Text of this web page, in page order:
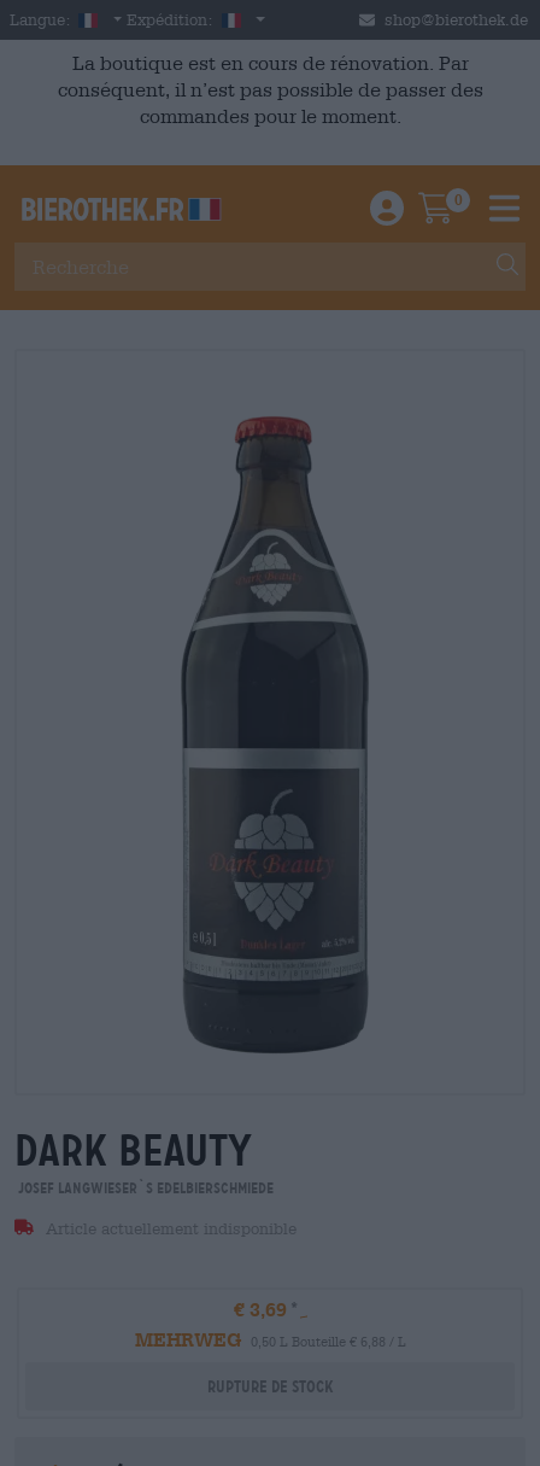
Skip to main content
Langue: French
Expédition: France shop@bierothek.de
La boutique est en cours de rénovation. Par
conséquent, il n’est pas possible de passer des
commandes pour le moment.
Einloggen /
0
dark beauty
Josef Langwieser`s Edelbierschmiede
Article actuellement indisponible
€ 3,69
MEHRWEG
0,50 L Bouteille € 6,88 / L
Rupture de stock